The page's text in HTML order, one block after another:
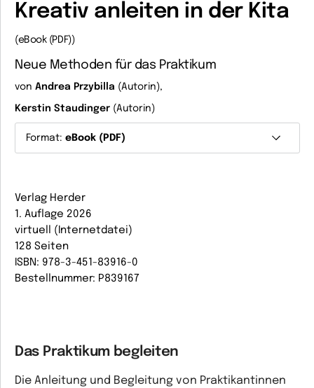
Kreativ anleiten in der Kita
(eBook (PDF))
Neue Methoden für das Praktikum
von Andrea Przybilla (Autorin),
Kerstin Staudinger (Autorin)
Format: eBook (PDF)
Verlag Herder
1. Auflage 2026
virtuell (Internetdatei)
128 Seiten
ISBN: 978-3-451-83916-0
Bestellnummer: P839167
Das Praktikum begleiten
Die Anleitung und Begleitung von Praktikantinnen